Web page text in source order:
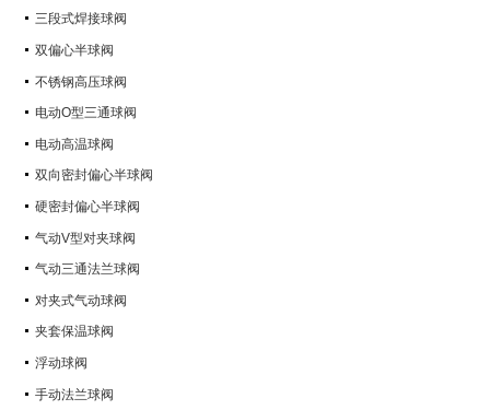
三段式焊接球阀
双偏心半球阀
不锈钢高压球阀
电动O型三通球阀
电动高温球阀
双向密封偏心半球阀
硬密封偏心半球阀
气动V型对夹球阀
气动三通法兰球阀
对夹式气动球阀
夹套保温球阀
浮动球阀
手动法兰球阀